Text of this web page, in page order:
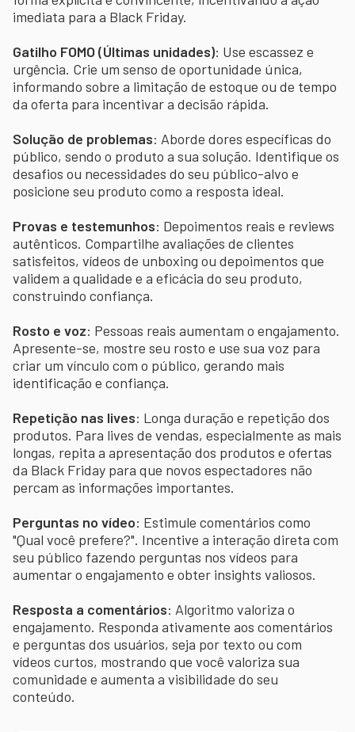
imediata para a Black Friday.
Gatilho FOMO (Últimas unidades): Use escassez e
urgência. Crie um senso de oportunidade única,
informando sobre a limitação de estoque ou de tempo
da oferta para incentivar a decisão rápida.
Solução de problemas: Aborde dores específicas do
público, sendo o produto a sua solução. Identifique os
desafios ou necessidades do seu público-alvo e
posicione seu produto como a resposta ideal.
Provas e testemunhos: Depoimentos reais e reviews
autênticos. Compartilhe avaliações de clientes
satisfeitos, vídeos de unboxing ou depoimentos que
validem a qualidade e a eficácia do seu produto,
construindo confiança.
Rosto e voz: Pessoas reais aumentam o engajamento.
Apresente-se, mostre seu rosto e use sua voz para
criar um vínculo com o público, gerando mais
identificação e confiança.
Repetição nas lives: Longa duração e repetição dos
produtos. Para lives de vendas, especialmente as mais
longas, repita a apresentação dos produtos e ofertas
da Black Friday para que novos espectadores não
percam as informações importantes.
Perguntas no vídeo: Estimule comentários como
"Qual você prefere?". Incentive a interação direta com
seu público fazendo perguntas nos vídeos para
aumentar o engajamento e obter insights valiosos.
Resposta a comentários: Algoritmo valoriza o
engajamento. Responda ativamente aos comentários
e perguntas dos usuários, seja por texto ou com
vídeos curtos, mostrando que você valoriza sua
comunidade e aumenta a visibilidade do seu
conteúdo.